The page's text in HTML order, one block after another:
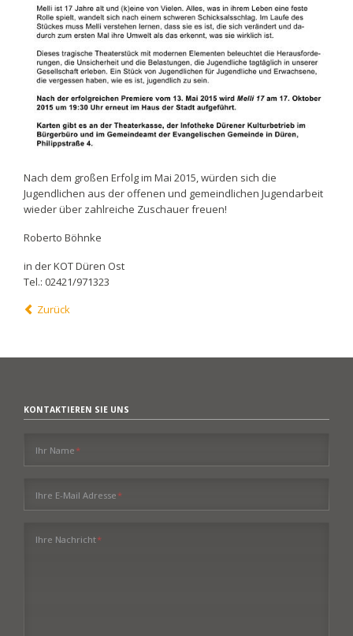
Nach dem großen Erfolg im Mai 2015, würden sich die
Jugendlichen aus der offenen und gemeindlichen Jugendarbeit
wieder über zahlreiche Zuschauer freuen!
Roberto Böhnke
in der KOT Düren Ost
Tel.: 02421/971323
Zurück
KONTAKTIEREN SIE UNS
Pflichtfeld
Ihr Name*
Pflichtfeld
Ihre E-Mail Adresse*
Pflichtfeld
Ihre Nachricht*